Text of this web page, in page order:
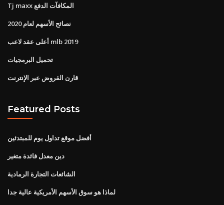
Tj maxx المكافآت الدفع
نصائح الأسهم لعام 2020
أعلى عقد لاعب mlb 2019
تحميل البرمجيات
قارن القروض عبر الإنترنت
Featured Posts
أفضل موقع تداول يوم للمبتدئين
دين معدل فائدة متغير
الشائعات التجارة الرمادية
لماذا هو سوق الأسهم الأمريكية عالية جدا